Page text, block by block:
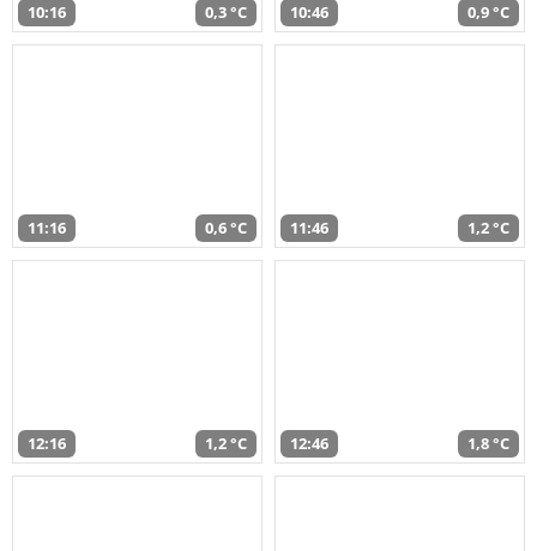
10:16 0,3 °C 10:46 0,9 °C
11:16 0,6 °C 11:46 1,2 °C
12:16 1,2 °C 12:46 1,8 °C